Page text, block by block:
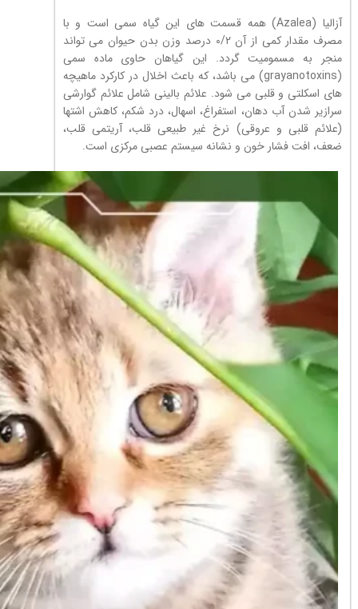
آزالیا (Azalea) همه قسمت های این گیاه سمی است و با
مصرف مقدار کمی از آن ۰/۲ درصد وزن بدن حیوان می تواند
منجر به مسمومیت گردد. این گیاهان حاوی ماده سمی
(grayanotoxins) می باشد، که باعث اخلال در کارکرد ماهیچه
های اسکلتی و قلبی می شود. علائم بالینی شامل علائم گوارشی
سرازیر شدن آب دهان، استفراغ، اسهال، درد شکم، کاهش اشتها
(علائم قلبی و عروقی) نرخ غیر طبیعی قلب، آریتمی قلب،
ضعف، افت فشار خون و نشانه سیستم عصبی مرکزی است.